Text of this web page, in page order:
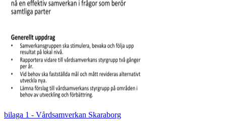
bilaga 1 - Vårdsamverkan Skaraborg